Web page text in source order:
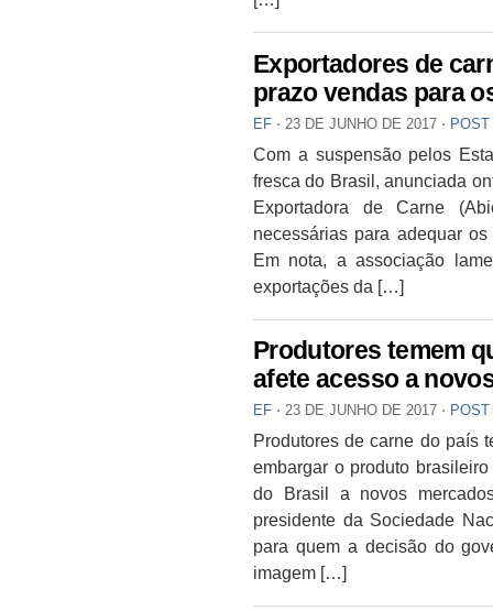
Exportadores de
prazo vendas para
EF ⋅ 23 DE JUNHO DE 2017 ⋅
Com a suspensão pelos
fresca do Brasil, anunciada
Exportadora de Carne
necessárias para adequar
Em nota, a associação
exportações da […]
Produtores temem
afete acesso a
EF ⋅ 23 DE JUNHO DE 2017 ⋅
Produtores de carne do país
embargar o produto
do Brasil a novos
presidente da Sociedade
para quem a decisão do
imagem […]